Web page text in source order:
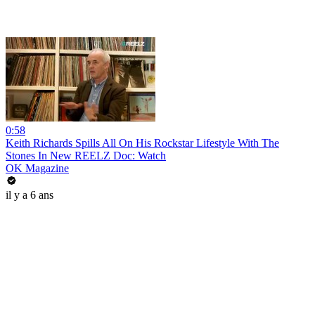
0:58
Keith Richards Spills All On His Rockstar Lifestyle With The
Stones In New REELZ Doc: Watch
OK Magazine
il y a 6 ans